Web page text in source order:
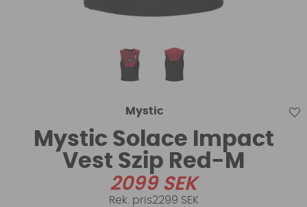
Mystic
Mystic Solace Impact
Vest Szip Red-M
2099SEK
2299 SEK